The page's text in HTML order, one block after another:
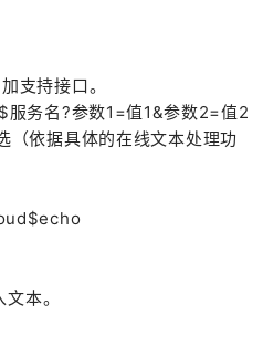
支持接口。
$服务名?参数1=值1&参数2=值2
（依据具体的在线文本处理功
本。